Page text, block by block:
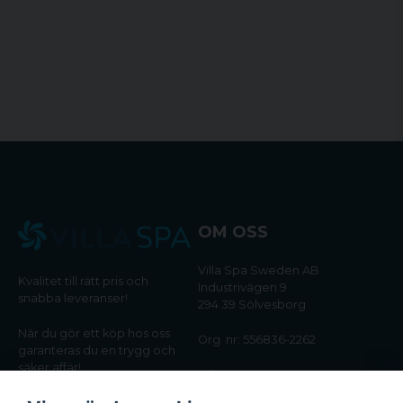
Kvalitet till rätt pris och
snabba leveranser!
När du gör ett köp hos oss
garanteras du en trygg och
säker affär!
OM OSS
Villa Spa Sweden AB
Industrivägen 9
294 39 Sölvesborg
Org. nr: 556836-2262
Tel:0456-405566